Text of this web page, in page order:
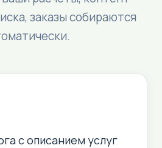
заказы собираются
с описанием услуг